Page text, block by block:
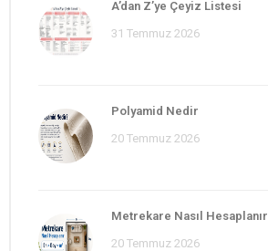
A’dan Z’ye Çeyiz Listesi
31 Temmuz 2026
Polyamid Nedir
20 Temmuz 2026
Metrekare Nasıl Hesaplanır
20 Temmuz 2026